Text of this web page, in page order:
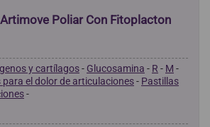
Poliar Con Fitoplacton
y cartílagos- Glucosamina - R - M -
el dolor de articulaciones- Pastillas
-